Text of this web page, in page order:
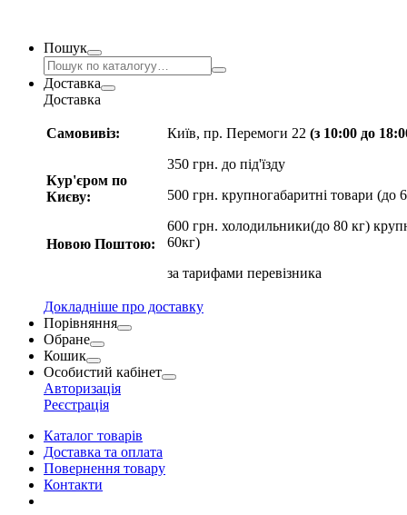
Пошук
Доставка
Доставка
Самовивіз:
Кур'єром по
Києву:
Новою Поштою:
Київ, пр. Перемоги 22 (з 10:00 до
350 грн. до під'їзду
500 грн. крупногабаритні товари (до
600 грн. холодильники(до 80 кг)
60кг)
за тарифами перевізника
Докладніше про доставку
Порівняння
Обране
Кошик
Особистий кабінет
Авторизація
Реєстрація
Каталог товарів
Доставка та оплата
Повернення товару
Контакти